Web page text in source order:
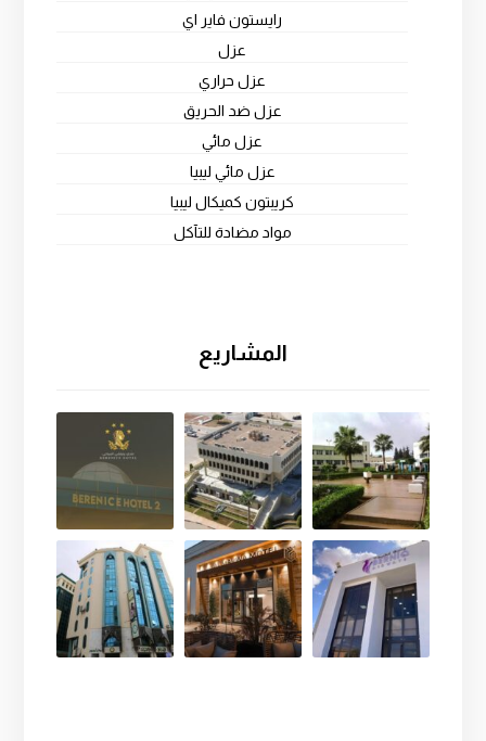
رايستون فاير اي
عزل
عزل حراري
عزل ضد الحريق
عزل مائي
عزل مائي ليبيا
كريبتون كميكال ليبيا
مواد مضادة للتآكل
المشاريع